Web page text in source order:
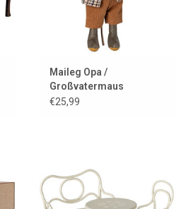
Maileg Opa /
Großvatermaus
€25,99